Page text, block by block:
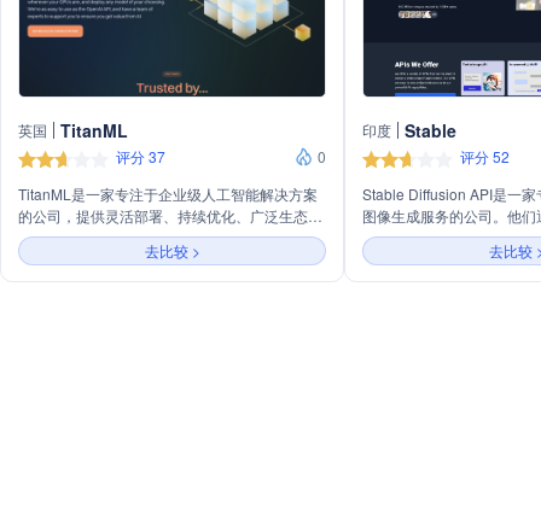
英国 TitanML
评分 37
0
TitanML是一家专注于企业级人工智能解决方案
的公司，提供灵活部署、持续优化、广泛生态系
统、GPU编排、企业级安全和无缝迁移等服务，
旨在帮助企业构建更安全、高效、可定制的AI系
统。
去比较 >
印度 Stable
评分 52
Stable Diffusion API是一
图像生成服务的公司。他
户无需维护GPU即可快速
图像、图像编辑、模型训
以访问1000+预训练模型，
去比较